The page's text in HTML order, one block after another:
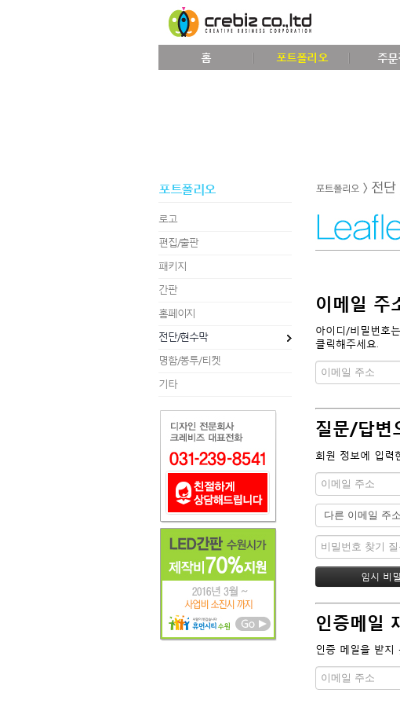
홈 포트폴리오 주
포트폴리오
로고
편집/출판
패키지
간판
홈페이지
전단/현수막
명함/봉투/티켓
기타
이메일 주
아이디/비밀번호
클릭해주세요.
질문/답변
회원 정보에 입력
인증메일
인증 메일을 받지